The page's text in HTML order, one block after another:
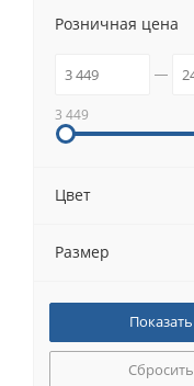
Розничная цена
3 449
Цвет
Размер
Сбросить